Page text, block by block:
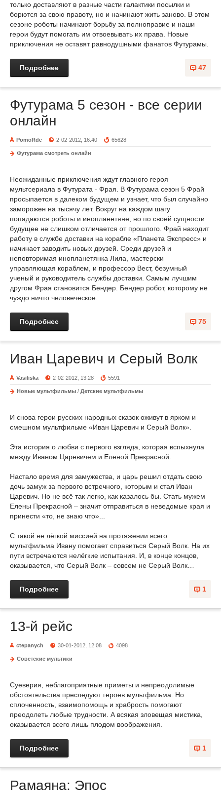
только доставляют в разные части галактики посылки и
борются за свою правоту, но и начинают жить заново. В этом
сезоне роботы начинают борьбу за полноправие и наши
герои будут помогать им отвоевывать их права. Новые
приключения не оставят равнодушными фанатов Футурамы.
47
Подробнее
Футурама 5 сезон - все серии
онлайн
PomoRde 2-02-2012, 16:40 65628
Футурама смотреть онлайн
Неожиданные приключения ждут главного героя
мультсериала в Футурата - Фрая. В Футурама сезон 5 Фрай
просыпается в далеком будущем и узнает, что был случайно
заморожен на тысячу лет. Вокруг на каждом шагу
попадаются роботы и инопланетяне, но по своей сущности
будущее не слишком отличается от прошлого. Фрай находит
работу в службе доставки на корабле «Планета Экспресс» и
начинает заводить новых друзей. Среди друзей и
неповторимая инопланетянка Лила, мастерски
управляющая кораблем, и профессор Вест, безумный
ученый и руководитель службы доставки. Самым лучшим
другом Фрая становится Бендер. Бендер робот, которому не
чуждо ничто человеческое.
75
Подробнее
Иван Царевич и Серый Волк
Vasiliska 2-02-2012, 13:28 5591
Новые мультфильмы / Детские мультфильмы
И снова герои русских народных сказок оживут в ярком и
смешном мультфильме «Иван Царевич и Серый Волк».
Эта история о любви с первого взгляда, которая вспыхнула
между Иваном Царевичем и Еленой Прекрасной.
Настало время для замужества, и царь решил отдать свою
дочь замуж за первого встречного, которым и стал Иван
Царевич. Но не всё так легко, как казалось бы. Стать мужем
Елены Прекрасной – значит отправиться в неведомые края и
принести «то, не знаю что»...
С такой не лёгкой миссией на протяжении всего
мультфильма Ивану помогает справиться Серый Волк. На их
пути встречаются нелёгкие испытания. И, в конце концов,
оказывается, что Серый Волк – совсем не Серый Волк…
1
Подробнее
13-й рейс
ctepanych 30-01-2012, 12:08 4098
Советские мультики
Суеверия, неблагоприятные приметы и непреодолимые
обстоятельства преследуют героев мультфильма. Но
сплоченность, взаимопомощь и храбрость помогают
преодолеть любые трудности. А всякая зловещая мистика,
оказывается всего лишь плодом воображения.
1
Подробнее
Рамаяна: Эпоc